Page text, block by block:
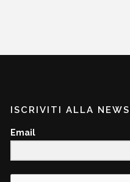
ISCRIVITI ALLA
Email